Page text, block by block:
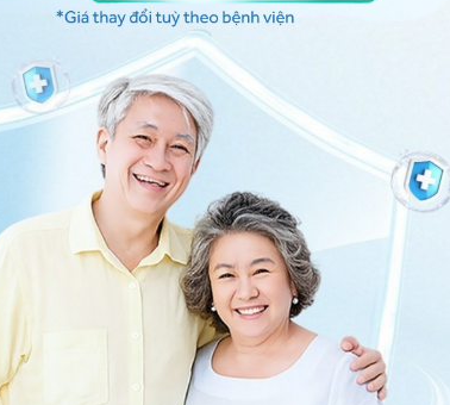
HOTLINE, đặt muaGÓI DỊCH VỤhoặc đặt
ứng dụng My Vinmec để quản lý, theo dõi
Chia sẻ
thẳng
Tăng huyết áp